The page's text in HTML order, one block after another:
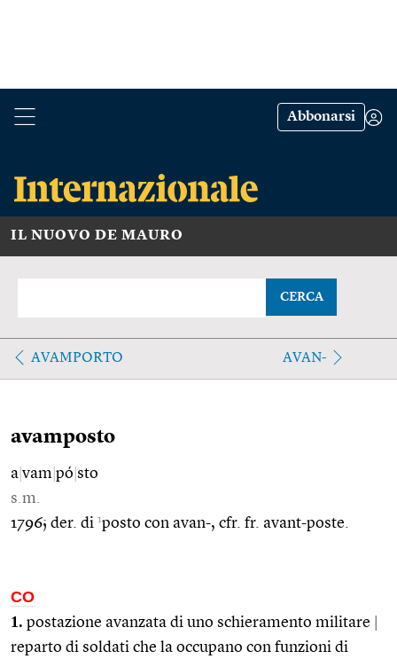
Abbonarsi
IL NUOVO DE MAURO
CERCA
AVAMPORTO AVAN-
avamposto
a vam pó sto
s.m.
1796; der. di 1posto con avan-, cfr. fr. avant-poste.
CO
1. postazione avanzata di uno schieramento militare
reparto di soldati che la occupano con funzioni di